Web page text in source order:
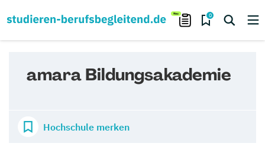
0
amara Bildungsakademie
Hochschule merken